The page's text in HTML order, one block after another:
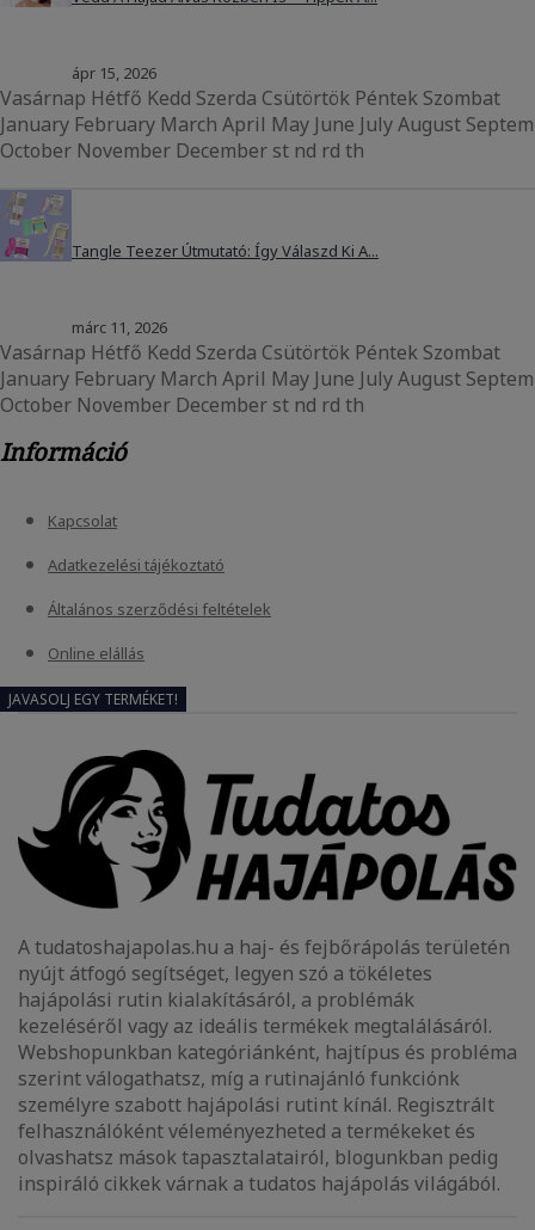
A tudatoshajapolas.hu a haj- és fejbőrápolás területén
nyújt átfogó segítséget, legyen szó a tökéletes
hajápolási rutin kialakításáról, a problémák
kezeléséről vagy az ideális termékek megtalálásáról.
Webshopunkban kategóriánként, hajtípus és probléma
szerint válogathatsz, míg a rutinajánló funkciónk
személyre szabott hajápolási rutint kínál. Regisztrált
felhasználóként véleményezheted a termékeket és
olvashatsz mások tapasztalatairól, blogunkban pedig
inspiráló cikkek várnak a tudatos hajápolás világából.
ápr 15, 2026
Vasárnap Hétfő Kedd Szerda Csütörtök Péntek Szombat
January February March April May June July August
October November December st nd rd th
Tangle Teezer Útmutató: Így Válaszd Ki A...
márc 11, 2026
Vasárnap Hétfő Kedd Szerda Csütörtök Péntek Szombat
January February March April May June July August
October November December st nd rd th
Információ
Kapcsolat
Adatkezelési tájékoztató
Általános szerződési feltételek
Online elállás
JAVASOLJ EGY TERMÉKET!